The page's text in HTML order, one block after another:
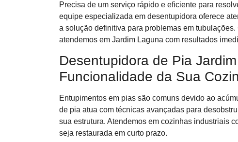
Precisa de um serviço rápido e eficiente para
equipe especializada em desentupidora oferece
a solução definitiva para problemas em
atendemos em Jardim Laguna com resultados
Desentupidora de Pia
Funcionalidade da Sua
Entupimentos em pias são comuns devido ao
de pia atua com técnicas avançadas para
sua estrutura. Atendemos em cozinhas industriais
seja restaurada em curto prazo.